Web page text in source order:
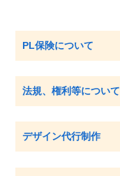
PL保険について
法規、権利等について
デザイン代行制作